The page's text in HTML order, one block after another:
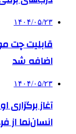
۱۴۰۴/۰۵/۲۳
قابلیت
اضافه شد
۱۴۰۴/۰۵/۲۳
آغاز
انسان‌نما از